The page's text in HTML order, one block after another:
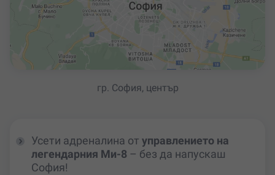
гр. София, център
Усети адреналина от управлението на
легендарния Ми-8 – без да напускаш
София!